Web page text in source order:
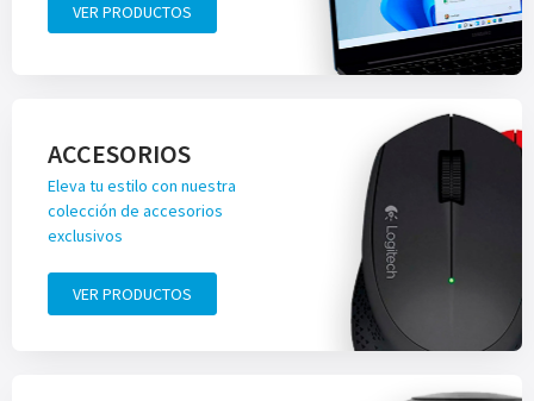
VER PRODUCTOS
ACCESORIOS
Eleva tu estilo con nuestra
colección de accesorios
exclusivos
VER PRODUCTOS